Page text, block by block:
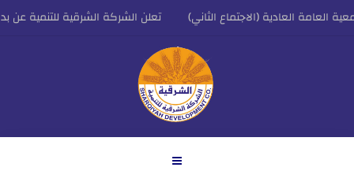
العادية (الاجتماع الثاني)
تعلن الشركة الشرقية للتنمية عن
للشركة الشرقية للتنمية
اعلان الشركة الشرقية للتنمية عن النتائج